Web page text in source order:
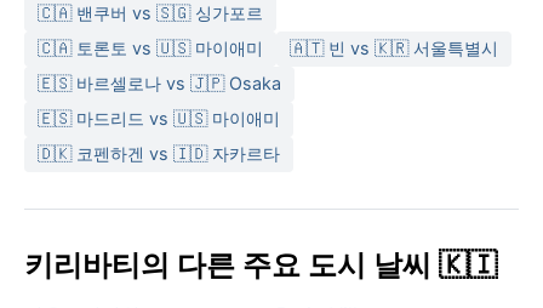
🇨🇦 밴쿠버 vs 🇸🇬 싱가포르
🇨🇦 토론토 vs 🇺🇸 마이애미
🇦🇹 빈 vs 🇰🇷 서울특별시
🇪🇸 바르셀로나 vs 🇯🇵 Osaka
🇪🇸 마드리드 vs 🇺🇸 마이애미
🇩🇰 코펜하겐 vs 🇮🇩 자카르타
키리바티의 다른 주요 도시 날씨 🇰🇮